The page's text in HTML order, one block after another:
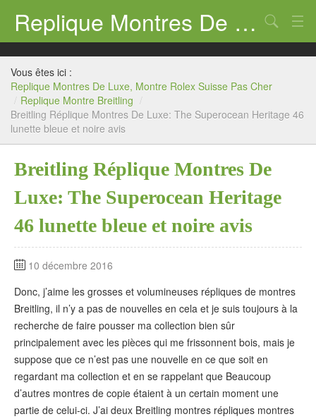
Replique Montres De Luxe, Montre Rolex Suisse Pas Cher
Replique Montre Rolex
Replique Montre Panerai
Replique Montre Breitling
Replique Montre Tag Heuer
Replique Montre Hublot
Replique Montre Omega
Chercher
Vous êtes ici :
Replique Montres De Luxe, Montre Rolex Suisse Pas Cher
/ Replique Montre Breitling /
Breitling Réplique Montres De Luxe: The Superocean Heritage 46
lunette bleue et noire avis
Breitling Réplique Montres De
Luxe: The Superocean Heritage
46 lunette bleue et noire avis
10 décembre 2016
Donc, j’aime les grosses et volumineuses répliques de montres
Breitling, il n’y a pas de nouvelles en cela et je suis toujours à la
recherche de faire pousser ma collection bien sûr
principalement avec les pièces qui me frissonnent bois, mais je
suppose que ce n’est pas une nouvelle en ce que soit en
regardant ma collection et en se rappelant que Beaucoup
d’autres montres de copie étaient à un certain moment une
partie de celui-ci. J’ai deux Breitling montres répliques montres